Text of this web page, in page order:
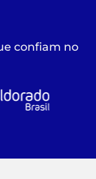
confiam no